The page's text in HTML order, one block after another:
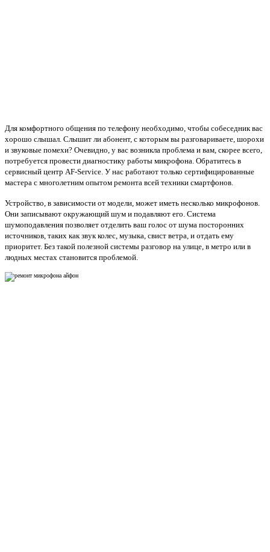
Для комфортного общения по телефону необходимо, чтобы собеседник вас
хорошо слышал. Слышит ли абонент, с которым вы разговариваете, шорохи
и звуковые помехи? Очевидно, у вас возникла проблема и вам, скорее всего,
потребуется провести диагностику работы микрофона. Обратитесь в
сервисный центр AF-Service. У нас работают только сертифицированные
мастера с многолетним опытом ремонта всей техники смартфонов.
Устройство, в зависимости от модели, может иметь несколько микрофонов.
Они записывают окружающий шум и подавляют его. Система
шумоподавления позволяет отделить ваш голос от шума посторонних
источников, таких как звук колес, музыка, свист ветра, и отдать ему
приоритет. Без такой полезной системы разговор на улице, в метро или в
людных местах становится проблемой.